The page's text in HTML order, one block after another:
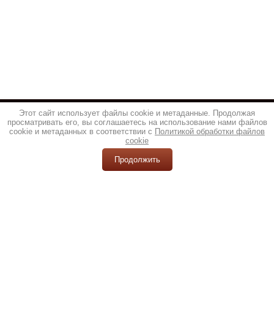
Этот сайт использует файлы cookie и метаданные. Продолжая
просматривать его, вы соглашаетесь на использование нами файлов
cookie и метаданных в соответствии с Политикой обработки файлов
cookie
Продолжить